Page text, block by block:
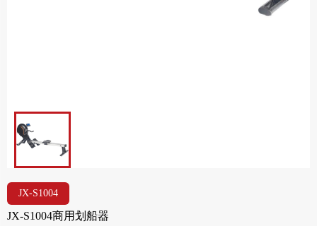
JX-S1004
JX-S1004商用划船器